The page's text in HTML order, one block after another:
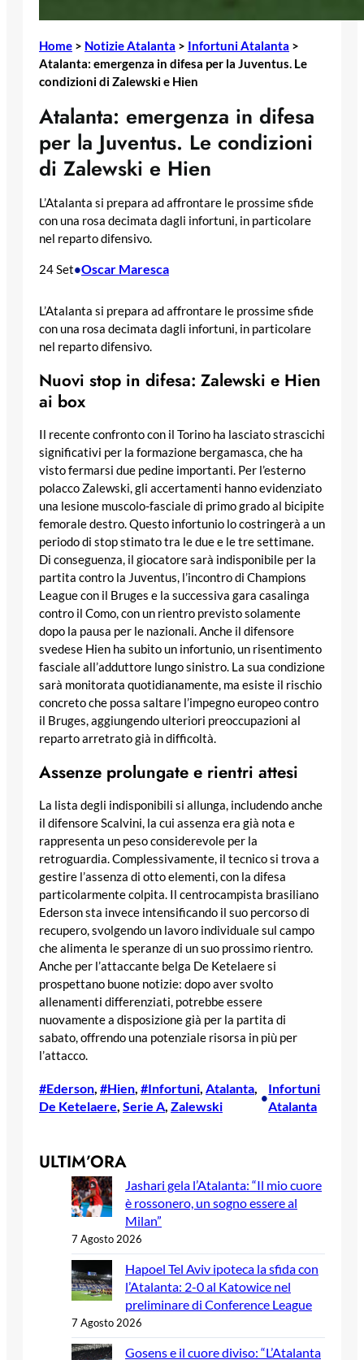
Home > Notizie Atalanta > Infortuni Atalanta >
Atalanta: emergenza in difesa per la Juventus. Le
condizioni di Zalewski e Hien
Atalanta: emergenza in difesa
per la Juventus. Le condizioni
di Zalewski e Hien
L’Atalanta si prepara ad affrontare le prossime sfide
con una rosa decimata dagli infortuni, in particolare
nel reparto difensivo.
24 Set•Oscar Maresca
L’Atalanta si prepara ad affrontare le prossime sfide
con una rosa decimata dagli infortuni, in particolare
nel reparto difensivo.
Nuovi stop in difesa: Zalewski e Hien
ai box
Il recente confronto con il Torino ha lasciato strascichi
significativi per la formazione bergamasca, che ha
visto fermarsi due pedine importanti. Per l’esterno
polacco Zalewski, gli accertamenti hanno evidenziato
una lesione muscolo-fasciale di primo grado al bicipite
femorale destro. Questo infortunio lo costringerà a un
periodo di stop stimato tra le due e le tre settimane.
Di conseguenza, il giocatore sarà indisponibile per la
partita contro la Juventus, l’incontro di Champions
League con il Bruges e la successiva gara casalinga
contro il Como, con un rientro previsto solamente
dopo la pausa per le nazionali. Anche il difensore
svedese Hien ha subito un infortunio, un risentimento
fasciale all’adduttore lungo sinistro. La sua condizione
sarà monitorata quotidianamente, ma esiste il rischio
concreto che possa saltare l’impegno europeo contro
il Bruges, aggiungendo ulteriori preoccupazioni al
reparto arretrato già in difficoltà.
Assenze prolungate e rientri attesi
La lista degli indisponibili si allunga, includendo anche
il difensore Scalvini, la cui assenza era già nota e
rappresenta un peso considerevole per la
retroguardia. Complessivamente, il tecnico si trova a
gestire l’assenza di otto elementi, con la difesa
particolarmente colpita. Il centrocampista brasiliano
Ederson sta invece intensificando il suo percorso di
recupero, svolgendo un lavoro individuale sul campo
che alimenta le speranze di un suo prossimo rientro.
Anche per l’attaccante belga De Ketelaere si
prospettano buone notizie: dopo aver svolto
allenamenti differenziati, potrebbe essere
nuovamente a disposizione già per la partita di
sabato, offrendo una potenziale risorsa in più per
l’attacco.
#Ederson, #Hien, #Infortuni, Atalanta
De Ketelaere, Serie A, Zalewski
•
Infortuni
Atalanta
ULTIM’ORA
Jashari gela l’Atalanta: “Il mio cuore
è rossonero, un sogno essere al
Milan”
7 Agosto 2026
Hapoel Tel Aviv ipoteca la sfida con
l’Atalanta: 2-0 al Katowice nel
preliminare di Conference League
7 Agosto 2026
Gosens e il cuore diviso: “L’Atalanta